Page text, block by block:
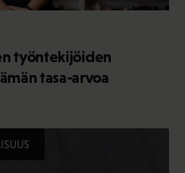
työntekijöiden
tasa-arvoa